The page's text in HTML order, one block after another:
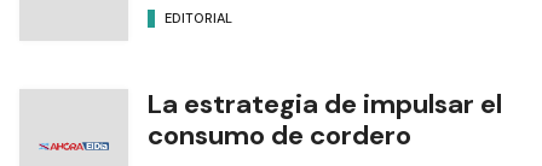
EDITORIAL
La estrategia de impulsar el
consumo de cordero